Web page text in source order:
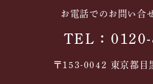
お電話でのお問い合
TEL：
〒153-0042 東京都目